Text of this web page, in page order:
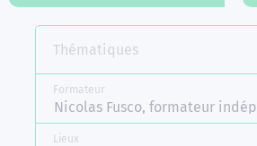
Thématiques
Formateur
Nicolas Fusco, formateur
Lieux